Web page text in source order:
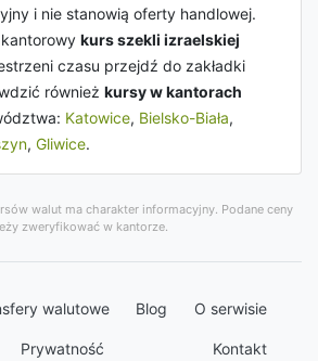
i nie stanowią oferty handlowej.
kurs szekli izraelskiej
czasu przejdź do zakładki
również kursy w kantorach
Katowice, Bielsko-Biała,
, Gliwice.
walut ma charakter informacyjny. Podane ceny
zweryfikować w kantorze.
walutowe Blog O serwisie
Prywatność Kontakt